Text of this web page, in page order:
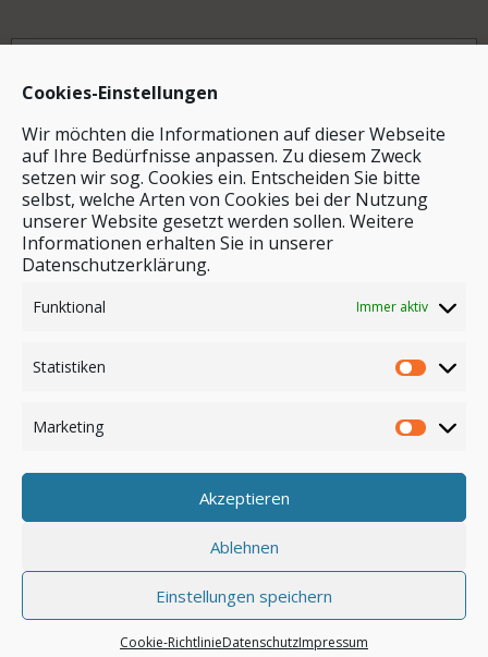
Cookies-Einstellungen
Wir möchten die Informationen auf dieser Webseite
auf Ihre Bedürfnisse anpassen. Zu diesem Zweck
setzen wir sog. Cookies ein. Entscheiden Sie bitte
selbst, welche Arten von Cookies bei der Nutzung
unserer Website gesetzt werden sollen. Weitere
Informationen erhalten Sie in unserer
Datenschutzerklärung.
Funktional Immer aktiv
Statistiken
Marketing
Akzeptieren
Ablehnen
Einstellungen speichern
Cookie-RichtlinieDatenschutzImpressum
Archiv
Stichwortsuche
Anmelden
© by safar-reiseblog.de